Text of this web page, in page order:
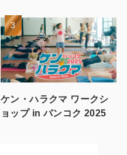
ケン・ハラクマ ワークシ
ョップ in バンコク 2025